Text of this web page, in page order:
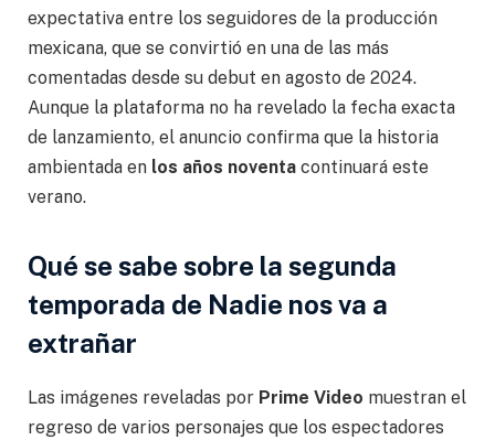
expectativa entre los seguidores de la producción
mexicana, que se convirtió en una de las más
comentadas desde su debut en agosto de 2024.
Aunque la plataforma no ha revelado la fecha exacta
de lanzamiento, el anuncio confirma que la historia
ambientada en los años noventa continuará este
verano.
Qué se sabe sobre la segunda
temporada de Nadie nos va a
extrañar
Las imágenes reveladas por Prime Video muestran el
regreso de varios personajes que los espectadores